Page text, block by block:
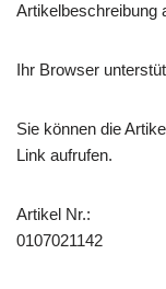
Artikelbeschreibung
Ihr Browser
Sie können die
Link aufrufen.
Artikel Nr.:
0107021142